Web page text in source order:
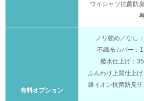
ワイシャツ抗菌防
有料オプション
ノリ強め／なし
不織布カバー：
撥水仕上げ：
ふんわり上質仕上
銀イオン抗菌防臭